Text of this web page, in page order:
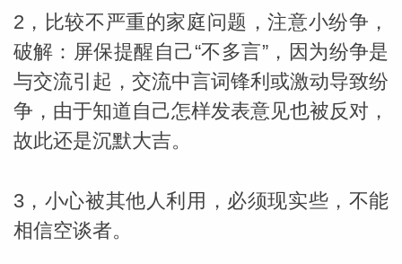
婆星座 航
2，比较不严重的家庭问题，注意小纷争，
破解：屏保提醒自己“不多言”，因为纷争是
与交流引起，交流中言词锋利或激动导致纷
争，由于知道自己怎样发表意见也被反对，
故此还是沉默大吉。
3，小心被其他人利用，必须现实些，不能
相信空谈者。